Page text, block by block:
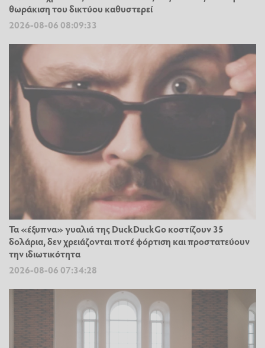
θωράκιση του δικτύου καθυστερεί
2026-08-06 08:09:33
Τα «έξυπνα» γυαλιά της DuckDuckGo κοστίζουν 35
δολάρια, δεν χρειάζονται ποτέ φόρτιση και προστατεύουν
την ιδιωτικότητα
2026-08-06 07:34:28